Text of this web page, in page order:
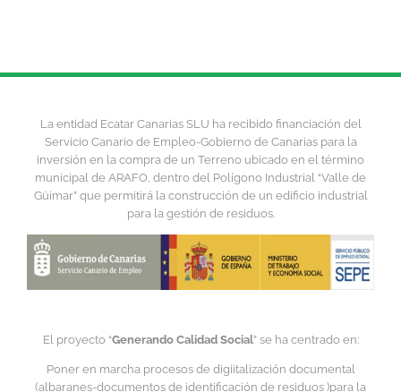
La entidad Ecatar Canarias SLU ha recibido financiación del
Servicio Canario de Empleo-Gobierno de Canarias para la
inversión en la compra de un Terreno ubicado en el término
municipal de ARAFO, dentro del Polígono Industrial “Valle de
Güimar” que permitirá la construcción de un edificio industrial
para la gestión de residuos.
El proyecto “Generando Calidad Social” se ha centrado en:
Poner en marcha procesos de digiitalización documental
(albaranes-documentos de identificación de residuos )para la